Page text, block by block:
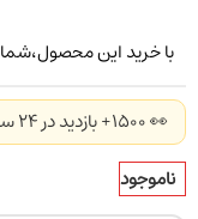
با خرید این محصول،شما
👀 1500+ بازدید در ۲۴ ساعت اخیر
ناموجود